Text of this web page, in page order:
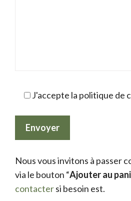
J'accepte la politique de
Nous vous invitons à passer
via le bouton “Ajouter au
contactersi besoin est.